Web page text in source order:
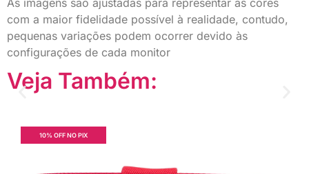
com a maior fidelidade possível à realidade, contudo,
pequenas variações podem ocorrer devido às
configurações de cada monitor
Veja Também:
10% OFF NO PIX